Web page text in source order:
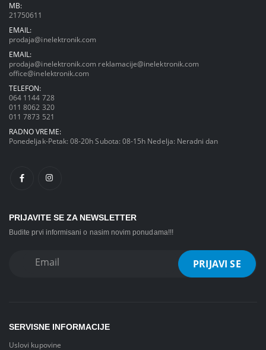
MB:
21750611
EMAIL:
prodaja@inelektronik.com
EMAIL:
prodaja@inelektronik.com reklamacije@inelektronik.com
office@inelektronik.com
TELEFON:
064 1144 728
011 8062 320
011 7873 521
RADNO VREME:
Ponedeljak-Petak: 08-20h Subota: 08-15h Nedelja: Neradni dan
PRIJAVITE SE ZA NEWSLETTER
Budite prvi informisani o nasim novim ponudama!!!
SERVISNE INFORMACIJE
Uslovi kupovine